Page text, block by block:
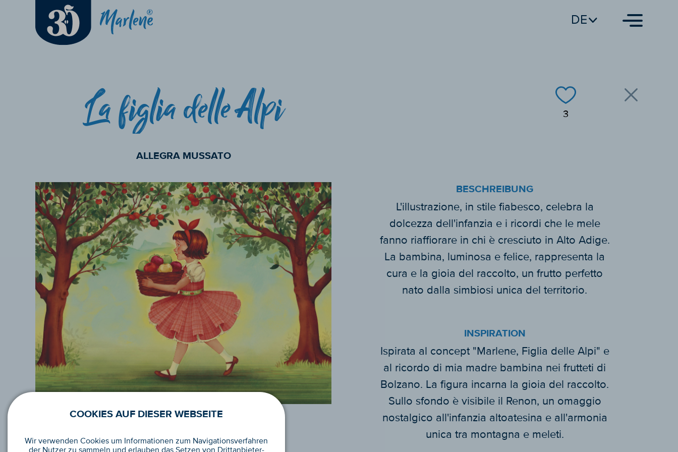
DE
3
La figlia delle Alpi
ALLEGRA MUSSATO
BESCHREIBUNG
L'illustrazione, in stile fiabesco, celebra la
dolcezza dell'infanzia e i ricordi che le mele
fanno riaffiorare in chi è cresciuto in Alto Adige.
La bambina, luminosa e felice, rappresenta la
cura e la gioia del raccolto, un frutto perfetto
nato dalla simbiosi unica del territorio.
INSPIRATION
Ispirata al concept "Marlene, Figlia delle Alpi" e
al ricordo di mia madre bambina nei frutteti di
Bolzano. La figura incarna la gioia del raccolto.
Sullo sfondo è visibile il Renon, un omaggio
nostalgico all'infanzia altoatesina e all'armonia
unica tra montagna e meleti.
COOKIES AUF DIESER WEBSEITE
Wir verwenden Cookies um Informationen zum Navigationsverfahren
der Nutzer zu sammeln und erlauben das Setzen von Drittanbieter-